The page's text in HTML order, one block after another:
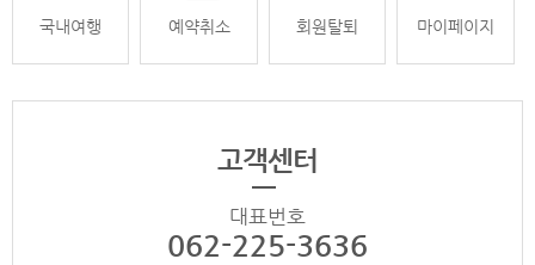
국내여행 예약취소 회원탈퇴 마이페이지
고객센터
대표번호
062-225-3636